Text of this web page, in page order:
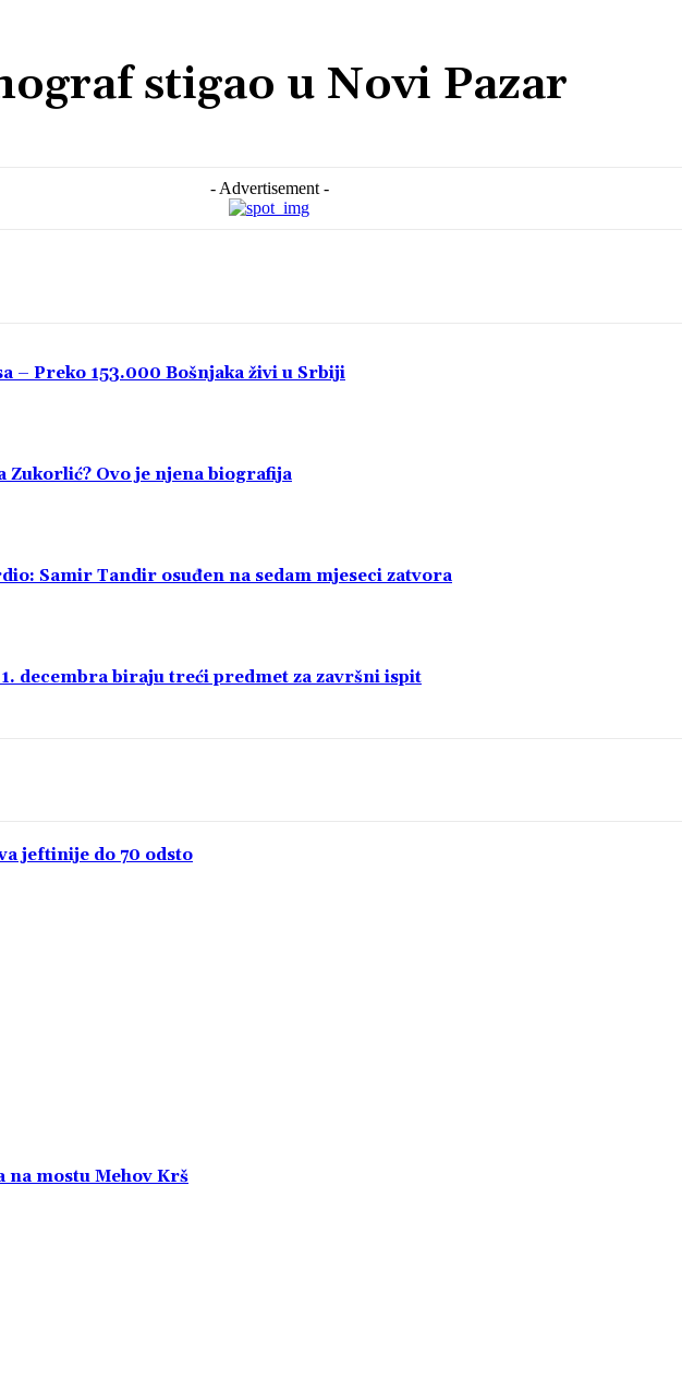
stigao u Novi Pazar
- Advertisement -
– Preko 153.000 Bošnjaka živi u Srbiji
Zukorlić? Ovo je njena biografija
Samir Tandir osuđen na sedam mjeseci zatvora
decembra biraju treći predmet za završni ispit
jeftinije do 70 odsto
na mostu Mehov Krš